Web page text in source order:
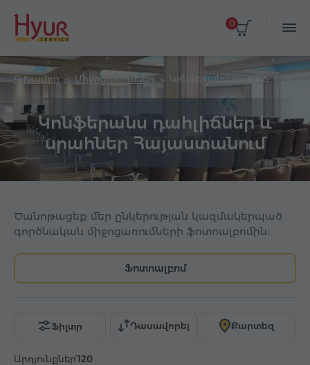
0
Գլխավոր Միջոցառումներ Կոնֆերանս դահլիճ
Կոնֆերանս դահլիճներ և
սրահներ Հայաստանում
Ծանոթացեք մեր ընկերության կազմակերպած
գործնական միջոցառումների ֆոտոալբոմին:
Ֆոտոալբոմ
Արդյունքներ՝120
Ֆիլտր Դասավորել Քարտեզ